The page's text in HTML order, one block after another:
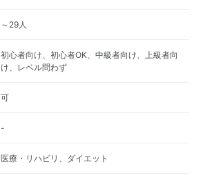
～29人
初心者向け、初心者OK、中級者向け、上級者向
け、レベル問わず
可
-
医療・リハビリ、ダイエット